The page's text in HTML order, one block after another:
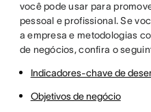
você pode usar para
pessoal e profissional. Se
a empresa e metodologias
de negócios, confira o
Indicadores-chave de
Objetivos de negócio